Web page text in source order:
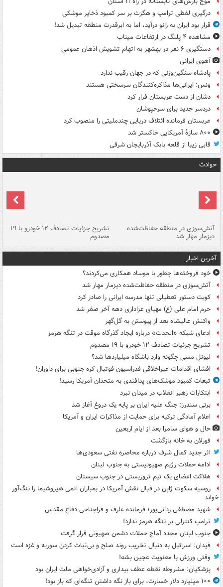
درگیری لفظی ترامپ و هگزث بر سر کمبود ذخایر موشکی
قرار بود ایران به زانو درآید، اما به ابرقدرت منطقه تبدیل شد!
مشاهده ۴ پلنگ در ارتفاعات میناب
دستگیری ۶ نفر در بهشهر به اتهام تشویش اذهان عمومی
آهوی ایرانی
پادشاه سنگین‌وزنی که در جهان رقیب ندارد
ونس: ایرانی‌ها مذاکره‌کنندگان سرسختی هستند
دشان از دست عربستان فرار کرد
دردسر جدید برای سرخپوشان
عربستان فرمانده ائتلاف دریایی چندملیتی را منصوب کرد
۸۰۰ سازۀ آمریکایی خاکستر شد
قابی زیبا از قلعه بابک آذربایجان شرقی
حوادث
آتش‌سوزی در منطقه حفاظت‌شده
دیزمار مهار شد
تشریح جزئیات تصادف ۱۲ خودرو با ۱۹
مصدوم
آخرین اخبار
خود فروخته‌ها چطور با موساد همکاری می‌کردند؟
آتش‌سوزی در منطقه حفاظت‌شده دیزمار مهار شد
کویت دستور تعطیلی تنها مدرسه ایرانی را صادر کرد
حرم امام علی (ع) مهیای عزاداری دهه آخر صفر شد
واکنش عالیشاه بعد از پیوستن به گل‌گهر
ادعای شبکه «الحدث» درباره ایجاد گذرگاه موقت در تنگه هرمز
تشریح جزئیات تصادف ۱۲ خودرو با ۱۹ مصدوم
لیونل مسی چگونه وارد باشگاه میلیاردها شد؟
افشای اقدامات غیراخلاقی فدراسیون فوتبال کره جنوبی برای داوران!
تبعات کمبود موشک‌های پدافندی به متحدان آمریکا رسید!
ابتکارات رهبر انقلاب در میدان نبرد
برنی سندرز: جنگ علیه ایران بر پایه یک دروغ آغاز شد
اعلام آمادگی ترکیه برای حمایت از مذاکرات ایران و آمریکا
حال و هوای سامرا بعد از ایام اربعین
فورلان به خانه بازگشت
اثر جدید کمال شرف درباره محاصره نفتی سعودی‌ها
ادامه حملات رژیم صهیونیستی به جنوب لبنان
هلاکت اعضای یک تیم تروریستی در جنوب سیستان
روسیه سکوت ژاپن در قبال نقش آمریکا در بمباران اتمی هیروشیما را ننگ‌آور
خواند
شهید مصطفی ردانی‌پور؛ فرمانده عارف و فراجناحی دفاع مقدس
ترامپ کنترلی بر تنگه هرمز ندارد!
جنوب لبنان مجدد آماج حملات دشمن صهیونی قرار گرفت
فیدان: اسرائیل به دنبال تخریب روند صلح و بی‌ثبات کردن سوریه و غزه است
وقتی ورزش با معنویت عجین بشه!
پزشکیان: مشروطه نقطه عطف بیداری و آزادی‌خواهی ملت ایران بود
۱۰۰ میلیارد دلار خسارت، برای باز نگه داشتن تنگه‌ای که باز بود!